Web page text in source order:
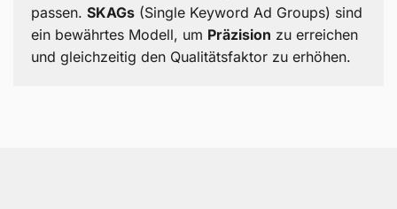
passen. SKAGs (Single Keyword Ad Groups) sind
ein bewährtes Modell, um Präzision zu erreichen
und gleichzeitig den Qualitätsfaktor zu erhöhen.